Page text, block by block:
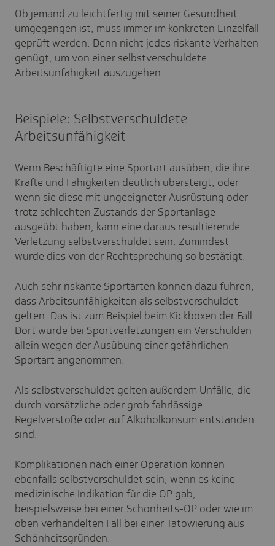
Ob jemand zu leichtfertig mit seiner Gesundheit
umgegangen ist, muss immer im konkreten Einzelfall
geprüft werden. Denn nicht jedes riskante Verhalten
genügt, um von einer selbstverschuldete
Arbeitsunfähigkeit auszugehen.
Beispiele: Selbstverschuldete
Arbeitsunfähigkeit
Wenn Beschäftigte eine Sportart ausüben, die ihre
Kräfte und Fähigkeiten deutlich übersteigt, oder
wenn sie diese mit ungeeigneter Ausrüstung oder
trotz schlechten Zustands der Sportanlage
ausgeübt haben, kann eine daraus resultierende
Verletzung selbstverschuldet sein. Zumindest
wurde dies von der Rechtsprechung so bestätigt.
Auch sehr riskante Sportarten können dazu führen,
dass Arbeitsunfähigkeiten als selbstverschuldet
gelten. Das ist zum Beispiel beim Kickboxen der Fall.
Dort wurde bei Sportverletzungen ein Verschulden
allein wegen der Ausübung einer gefährlichen
Sportart angenommen.
Als selbstverschuldet gelten außerdem Unfälle, die
durch vorsätzliche oder grob fahrlässige
Regelverstöße oder auf Alkoholkonsum entstanden
sind.
Komplikationen nach einer Operation können
ebenfalls selbstverschuldet sein, wenn es keine
medizinische Indikation für die OP gab,
beispielsweise bei einer Schönheits-OP oder wie im
oben verhandelten Fall bei einer Tätowierung aus
Schönheitsgründen.